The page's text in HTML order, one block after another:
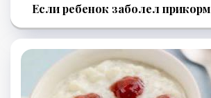
Если ребенок заболел прикорм